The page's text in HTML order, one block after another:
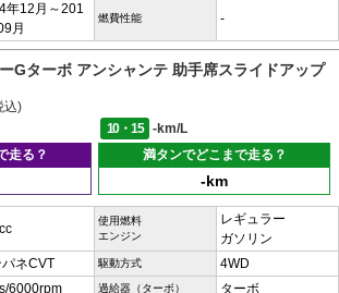
年12月～201
月
燃費性能 -
Gターボ アンシャンテ 助手席スライドアップ
込)
10・15
-km/L
走る？
満タンでどこまで走る？
-km
使用燃料
エンジン
レギュラー
ガソリン
パネCVT 駆動方式 4WD
6000rpm 過給器（ターボ） ターボ